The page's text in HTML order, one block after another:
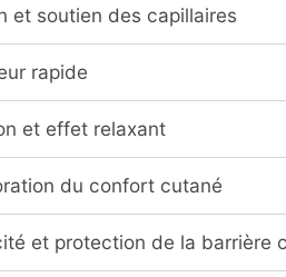
et soutien des capillaires
rapide
et effet relaxant
du confort cutané
et protection de la barrière